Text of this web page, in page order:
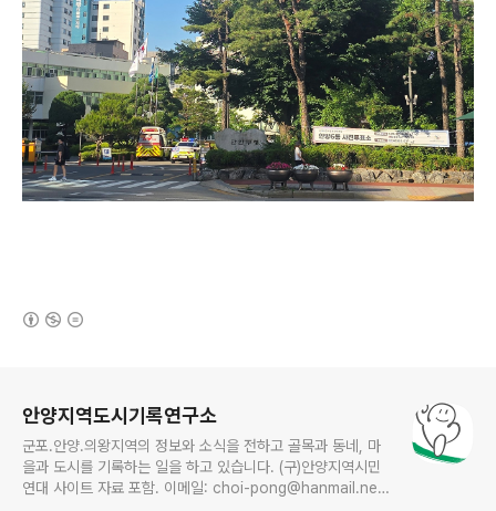
안양지역도시기록연구소
군포.안양.의왕지역의 정보와 소식을 전하고 골목과 동네, 마
을과 도시를 기록하는 일을 하고 있습니다. (구)안양지역시민
연대 사이트 자료 포함. 이메일: choi-pong@hanmail.net